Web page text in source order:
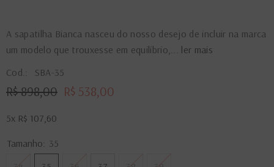
A sapatilha Bianca nasceu do nosso desejo de incluir na marca
um modelo que trouxesse em equilíbrio,... ler mais
Cod.:
SBA-35
R$ 898,00 R$ 538,00
5x R$ 107,60
Tamanho: 35